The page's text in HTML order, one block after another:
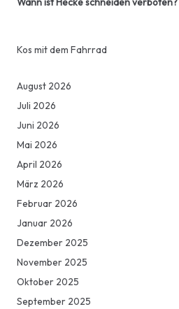
Kos mit dem Fahrrad
August 2026
Juli 2026
Juni 2026
Mai 2026
April 2026
März 2026
Februar 2026
Januar 2026
Dezember 2025
November 2025
Oktober 2025
September 2025